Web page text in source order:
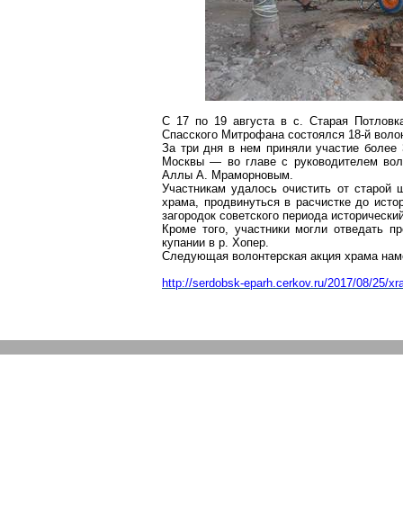
С 17 по 19 августа в с. Старая
Спасского Митрофанасостоялся 18-й
За три дня в нем приняли участие
Москвы — во главе с руководителем
Аллы А. Мраморновым.
Участникам удалось очистить от старой
храма, продвинуться в расчистке до
загородок советского периода
Кроме того, участники могли отведать
купании в р. Хопер.
Следующая волонтерская акция храма
http://serdobsk-eparh.cerkov.ru/2017/08/25/